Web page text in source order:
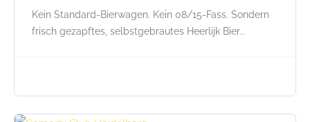
Kein Standard-Bierwagen. Kein 08/15-Fass. Sondern
frisch gezapftes, selbstgebrautes Heerlijk Bier...